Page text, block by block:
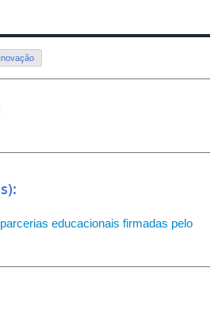
Inovação
educacionais firmadas pelo